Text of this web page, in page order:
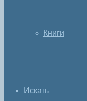
Книги
Искать